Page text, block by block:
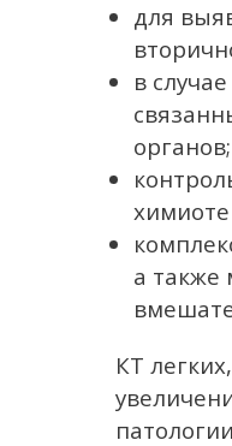
для
в
органов;
а также
КТ